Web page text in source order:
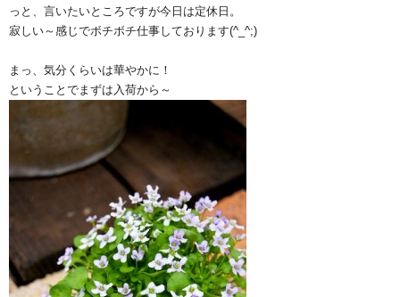
っと、言いたいところですが今日は定休日。
寂しい～感じでボチボチ仕事しております(^_^;)
まっ、気分くらいは華やかに！
ということでまずは入荷から～